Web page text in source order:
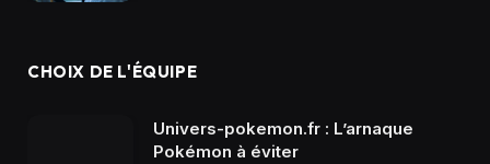
CHOIX DE L'ÉQUIPE
Univers-pokemon.fr : L’arnaque
Pokémon à éviter